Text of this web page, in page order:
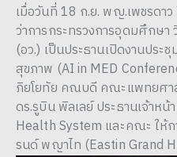
เมื่อวันที่ 18 ก.ย. พญ.เพชรดา
ว่าการกระทรวงการอุดมศึกษ
(อว.) เป็นประธานเปิดงานประ
สุขภาพ (AI in MED
ภิยโยทัย คณบดี คณะแพทยศา
ดร.รูบิน พิลเลย์ ประธานเจ้าห
Health System และคณะ ให้
รนด์ พญาไท (Eastin Grand